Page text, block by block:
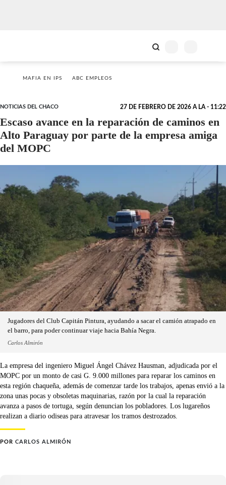
MAFIA EN IPS ABC EMPLEOS
NOTICIAS DEL CHACO 27 DE FEBRERO DE 2026 A LA - 11:22
Escaso avance en la reparación de caminos en
Alto Paraguay por parte de la empresa amiga
del MOPC
Jugadores del Club Capitán Pintura, ayudando a sacar el camión atrapado en
el barro, para poder continuar viaje hacia Bahía Negra.
Carlos Almirón
La empresa del ingeniero Miguel Ángel Chávez Hausman, adjudicada por el
MOPC por un monto de casi G. 9.000 millones para reparar los caminos en
esta región chaqueña, además de comenzar tarde los trabajos, apenas envió a la
zona unas pocas y obsoletas maquinarias, razón por la cual la reparación
avanza a pasos de tortuga, según denuncian los pobladores. Los lugareños
realizan a diario odiseas para atravesar los tramos destrozados.
POR CARLOS ALMIRÓN